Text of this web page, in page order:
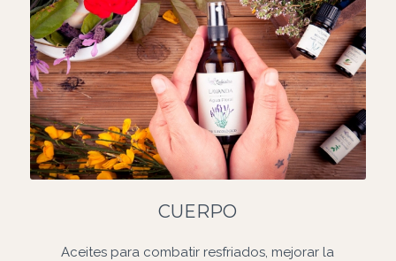
CUERPO
Aceites para combatir resfriados, mejorar la